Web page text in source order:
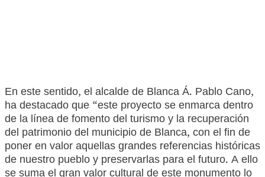
En este sentido, el alcalde de Blanca Á. Pablo Cano,
ha destacado que “este proyecto se enmarca dentro
de la línea de fomento del turismo y la recuperación
del patrimonio del municipio de Blanca, con el fin de
poner en valor aquellas grandes referencias históricas
de nuestro pueblo y preservarlas para el futuro. A ello